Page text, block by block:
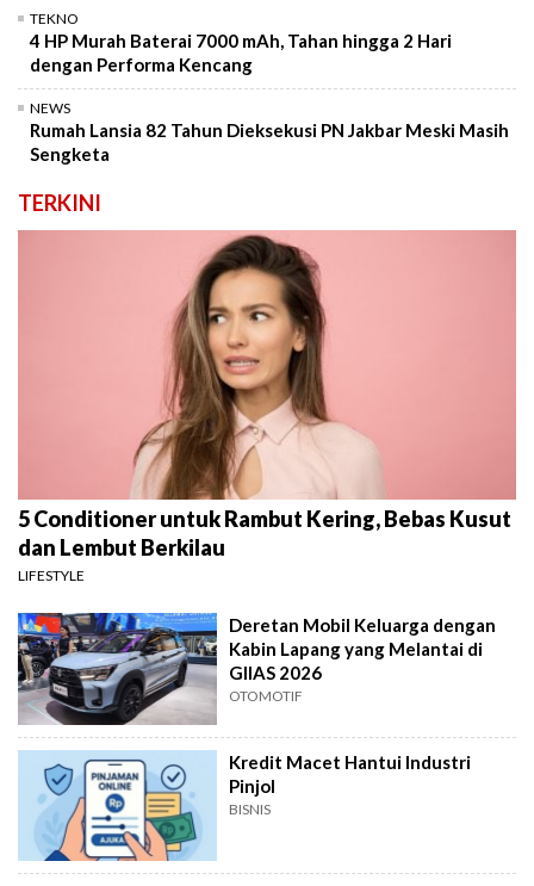
TEKNO
4 HP Murah Baterai 7000 mAh, Tahan hingga 2 Hari
dengan Performa Kencang
NEWS
Rumah Lansia 82 Tahun Dieksekusi PN Jakbar Meski Masih
Sengketa
TERKINI
5 Conditioner untuk Rambut Kering, Bebas Kusut
dan Lembut Berkilau
LIFESTYLE
Deretan Mobil Keluarga dengan
Kabin Lapang yang Melantai di
GIIAS 2026
OTOMOTIF
Kredit Macet Hantui Industri
Pinjol
BISNIS